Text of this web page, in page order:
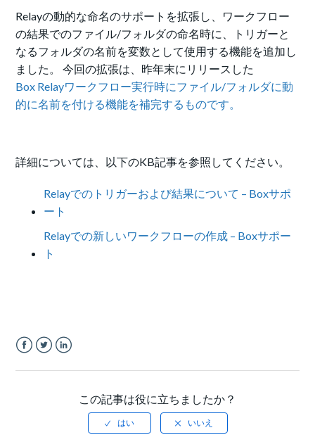
Relayの動的な命名のサポートを拡張し、ワークフロー
の結果でのファイル/フォルダの命名時に、トリガーと
なるフォルダの名前を変数として使用する機能を追加し
ました。
今回の拡張は、昨年末にリリースした
Box Relayワークフロー実行時にファイル/フォルダに動
的に名前を付ける機能を補完するものです。
詳細については、以下のKB記事を参照してください。
Relayでのトリガーおよび結果について – Boxサポ
ート
Relayでの新しいワークフローの作成 – Boxサポー
ト
この記事は役に立ちましたか？